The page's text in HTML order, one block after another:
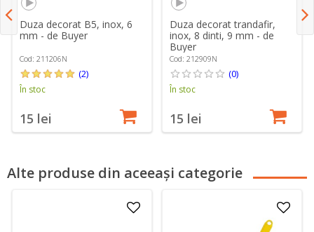
Duza decorat B5, inox, 6
mm - de Buyer
Cod: 211206N
(2)
În stoc
15 lei
Duza decorat trandafir,
inox, 8 dinti, 9 mm - de
Buyer
Cod: 212909N
(0)
În stoc
15 lei
Alte produse din aceeași categorie